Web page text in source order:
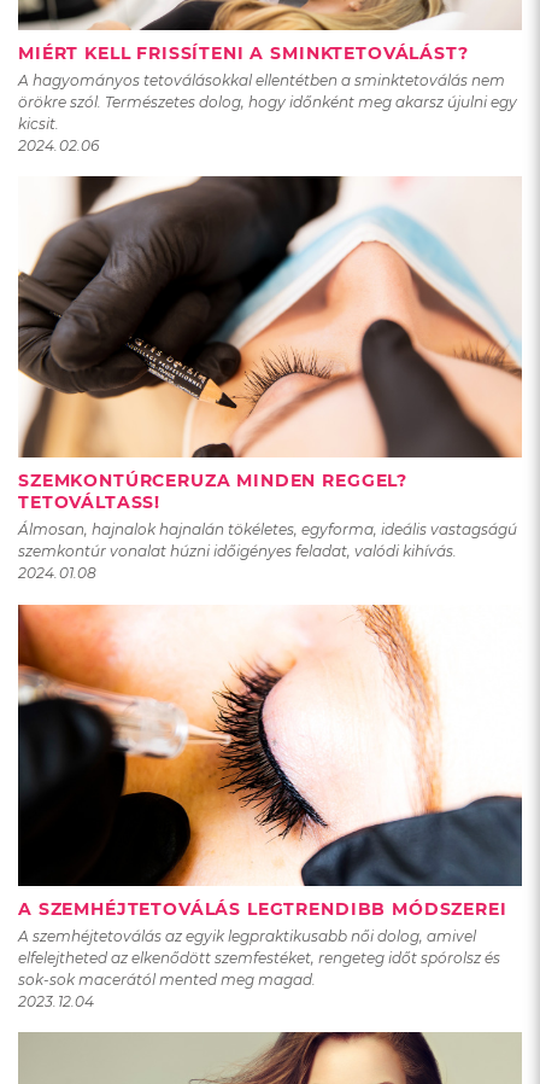
MIÉRT KELL FRISSÍTENI A SMINKTETOVÁLÁST?
A hagyományos tetoválásokkal ellentétben a sminktetoválás nem
örökre szól. Természetes dolog, hogy időnként meg akarsz újulni egy
kicsit.
2024.02.06
SZEMKONTÚRCERUZA MINDEN REGGEL?
TETOVÁLTASS!
Álmosan, hajnalok hajnalán tökéletes, egyforma, ideális vastagságú
szemkontúr vonalat húzni időigényes feladat, valódi kihívás.
2024.01.08
A SZEMHÉJTETOVÁLÁS LEGTRENDIBB MÓDSZEREI
A szemhéjtetoválás az egyik legpraktikusabb női dolog, amivel
elfelejtheted az elkenődött szemfestéket, rengeteg időt spórolsz és
sok-sok macerától mented meg magad.
2023.12.04